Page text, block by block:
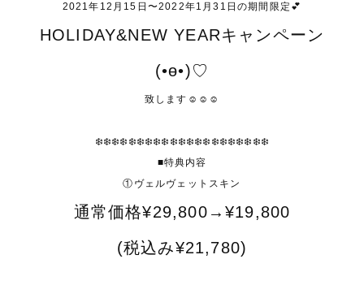
2021年12月15日〜2022年1月31日の期間限定💕
HOLIDAY&NEW YEARキャンペーン
(•ө•)♡
致します☺️☺️☺️
❄️❄️❄️❄️❄️❄️❄️❄️❄️❄️❄️❄️❄️❄️❄️❄️❄️❄️❄️❄️❄️
■特典内容
①ヴェルヴェットスキン
通常価格¥29,800→¥19,800
(税込み¥21,780)